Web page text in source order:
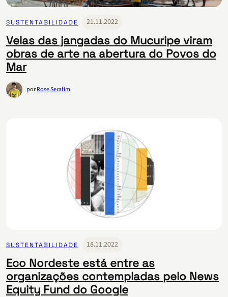
SUSTENTABILIDADE 21.11.2022
Velas das jangadas do Mucuripe viram
obras de arte na abertura do Povos do
Mar
porRose Serafim
SUSTENTABILIDADE 18.11.2022
Eco Nordeste está entre as
organizações contempladas pelo News
Equity Fund do Google